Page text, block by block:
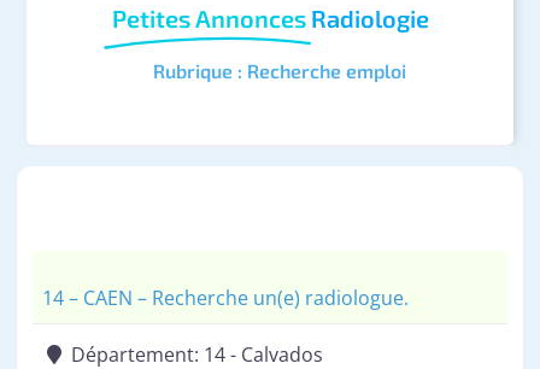
Petites Annonces Radiologie
Rubrique : Recherche emploi
14 – CAEN – Recherche un(e) radiologue.
Département: 14 - Calvados